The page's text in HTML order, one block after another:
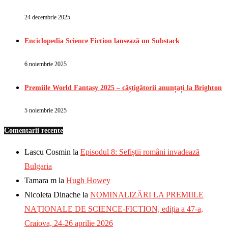
24 decembrie 2025
Enciclopedia Science Fiction lansează un Substack
6 noiembrie 2025
Premiile World Fantasy 2025 – câștigătorii anunțați la Brighton
5 noiembrie 2025
Comentarii recente
Lascu Cosmin la Episodul 8: Sefiștii români invadează
Bulgaria
Tamara m la Hugh Howey
Nicoleta Dinache la NOMINALIZĂRI LA PREMIILE
NAȚIONALE DE SCIENCE-FICTION, ediția a 47-a,
Craiova, 24-26 aprilie 2026